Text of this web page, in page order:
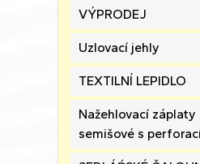
VÝPRODEJ
Uzlovací jehly
TEXTILNÍ LEPIDLO
Nažehlovací záplaty
semišové s